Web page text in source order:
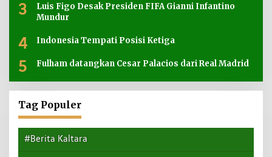
3
Luis Figo Desak Presiden FIFA Gianni Infantino
Mundur
4 Indonesia Tempati Posisi Ketiga
5 Fulham datangkan Cesar Palacios dari Real Madrid
Tag Populer
#Berita Kaltara